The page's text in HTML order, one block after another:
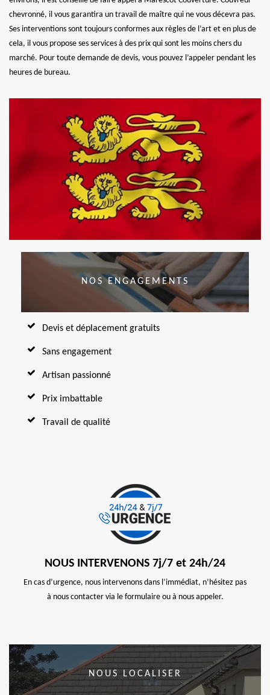
chevronné, il vous garantira un travail de maître qui ne vous décevra pas.
Ses interventions sont toujours conformes aux règles de l’art et en plus de
cela, il vous propose ses services à des prix qui sont les moins chers du
marché. Pour toute demande de devis, vous pouvez l’appeler pendant les
heures de bureau.
NOS ENGAGEMENTS
Devis et déplacement gratuits
Sans engagement
Artisan passionné
Prix imbattable
Travail de qualité
NOUS INTERVENONS 7j/7 et 24h/24
En cas d’urgence, nous intervenons dans l’immédiat, n’hésitez pas
à nous contacter via le formulaire ou à nous appeler.
NOUS LOCALISER